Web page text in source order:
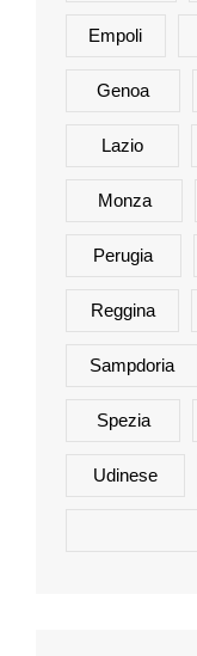
Empoli
Genoa
Lazio
Monza
Perugia
Reggina
Sampdoria
Spezia
Udinese